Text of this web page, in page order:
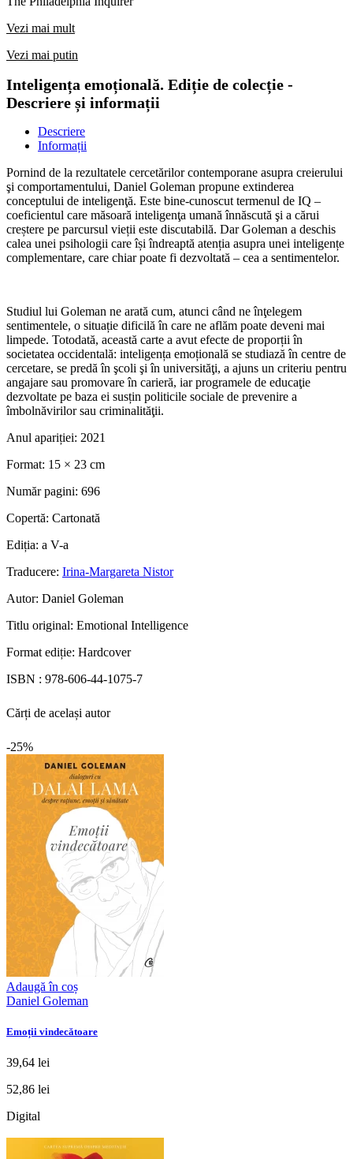
Vezi mai mult
Vezi mai putin
Inteligența emoțională. Ediție de colecție -
Descriere și informații
Descriere
Informații
Pornind de la rezultatele cercetărilor contemporane asupra creierului
şi comportamentului, Daniel Goleman propune extinderea
conceptului de inteligenţă. Este bine-cunoscut termenul de IQ –
coeficientul care măsoară inteligenţa umană înnăscută şi a cărui
creștere pe parcursul vieții este discutabilă. Dar Goleman a deschis
calea unei psihologii care își îndreaptă atenția asupra unei inteligențe
complementare, care chiar poate fi dezvoltată – cea a sentimentelor.
Studiul lui Goleman ne arată cum, atunci când ne înţelegem
sentimentele, o situație dificilă în care ne aflăm poate deveni mai
limpede. Totodată, această carte a avut efecte de proporții în
societatea occidentală: inteligența emoțională se studiază în centre de
cercetare, se predă în şcoli şi în universităţi, a ajuns un criteriu pentru
angajare sau promovare în carieră, iar programele de educaţie
dezvoltate pe baza ei susțin politicile sociale de prevenire a
îmbolnăvirilor sau criminalităţii.
Anul apariției: 2021
Format: 15 × 23 cm
Număr pagini: 696
Copertă: Cartonată
Ediția: a V-a
Traducere: Irina-Margareta Nistor
Autor: Daniel Goleman
Titlu original: Emotional Intelligence
Format ediție: Hardcover
ISBN : 978-606-44-1075-7
Cărți de același autor
-25%
Adaugă în coș
Daniel Goleman
Emoții vindecătoare
39,64 lei
52,86 lei
Digital